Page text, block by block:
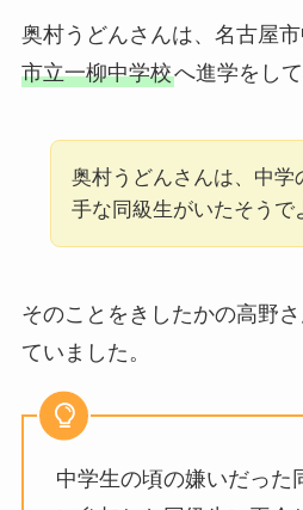
奥村うどんさんは、名古屋
市立一柳中学校へ進学をして
奥村うどんさんは、中学
手な同級生がいたそうで
そのことをきしたかの高野
ていました。
中学生の頃の嫌いだった